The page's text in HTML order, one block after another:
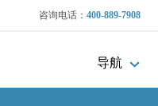
咨询电话： 400-889-7908
导航